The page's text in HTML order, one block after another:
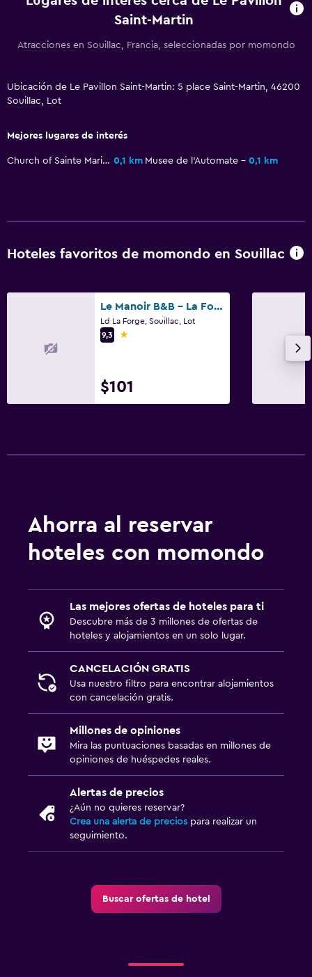
Desayuno en la habitación
Sistema de entretenimiento
TV por cable o vía satélite
TV
Estacionamiento gratuito
Estacionamiento privado
Enchufe cerca de la cama
Fax/fotocopiadora
Salud y seguridad
Servicio de despertador
Lavandería
Plancha y tabla de planchar
Ideal para familias
Cuna/cama nido disponibles
Gimnasio
Saint-Martin
Atracciones en Souillac, Francia, seleccionadas por momondo
Ubicación de Le Pavillon Saint-Martin: 5 place Saint-Martin, 46200
Souillac, Lot
Mejores lugares de interés
Church of Sainte Marie 0,1 km Musee de l'Automate 0,1 km
Hoteles favoritos de momondo en Souillac
Le Manoir B&B - La Forge
Ld La Forge, Souillac, Lot
9,3
1 estrella
$101
Ahorra al reservar
hoteles con momondo
Las mejores ofertas de hoteles para ti
Descubre más de 3 millones de ofertas de
hoteles y alojamientos en un solo lugar.
CANCELACIÓN GRATIS
Usa nuestro filtro para encontrar alojamientos
con cancelación gratis.
Millones de opiniones
Mira las puntuaciones basadas en millones de
opiniones de huéspedes reales.
Alertas de precios
¿Aún no quieres reservar?
Crea una alerta de precios para realizar un
seguimiento.
Buscar ofertas de hotel